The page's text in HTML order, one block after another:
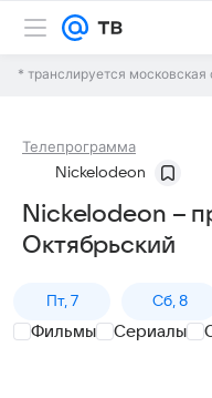
* транслируется московская
Телепрограмма
Nickelodeon
Nickelodeon –
Октябрьский
Пт, 7 Сб, 8
Фильмы Сериалы